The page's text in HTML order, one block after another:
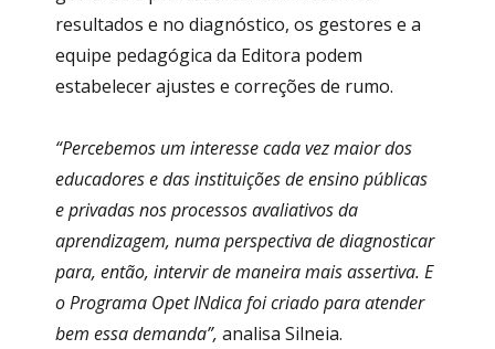
resultados e no diagnóstico, os gestores e a
equipe pedagógica da Editora podem
estabelecer ajustes e correções de rumo.
“Percebemos um interesse cada vez maior dos
educadores e das instituições de ensino públicas
e privadas nos processos avaliativos da
aprendizagem, numa perspectiva de diagnosticar
para, então, intervir de maneira mais assertiva. E
o Programa Opet INdica foi criado para atender
bem essa demanda”, analisa Silneia.